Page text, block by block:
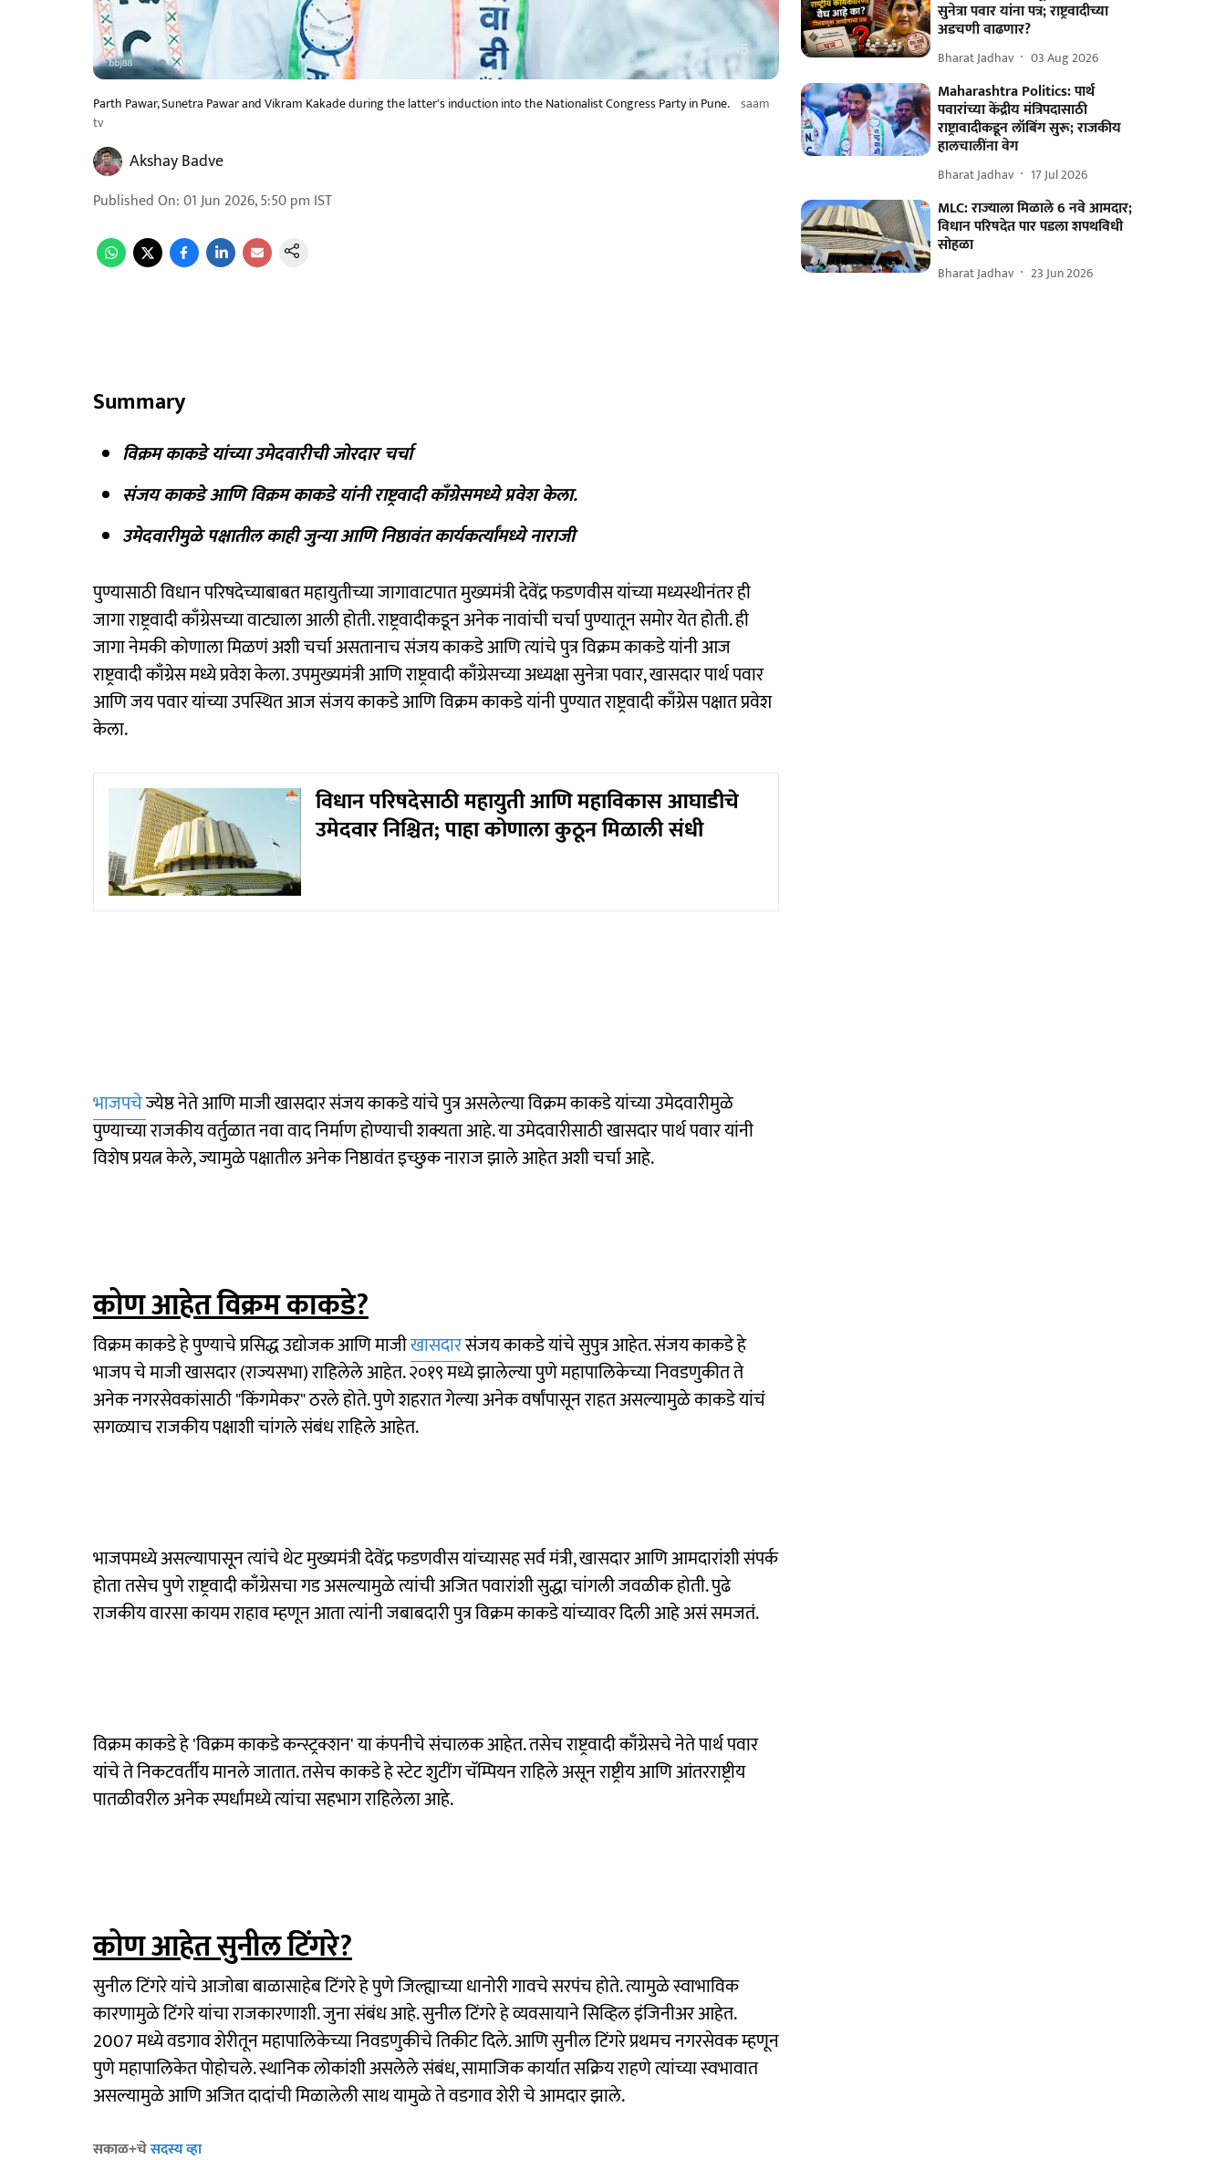
Parth Pawar, Sunetra Pawar and Vikram Kakade during the latter's induction into the Nationalist Congress Party in Pune. saam
tv
Akshay Badve
Published On:01 Jun 2026, 5:50 pm IST
Summary
विक्रम काकडे यांच्या उमेदवारीची जोरदार चर्चा
संजय काकडे आणि विक्रम काकडे यांनी राष्ट्रवादी काँग्रेसमध्ये प्रवेश केला.
उमेदवारीमुळे पक्षातील काही जुन्या आणि निष्ठावंत कार्यकर्त्यांमध्ये नाराजी
पुण्यासाठी विधान परिषदेच्याबाबत महायुतीच्या जागावाटपात मुख्यमंत्री देवेंद्र फडणवीस यांच्या मध्यस्थीनंतर ही
जागा राष्ट्रवादी काँग्रेसच्या वाट्याला आली होती. राष्ट्रवादीकडून अनेक नावांची चर्चा पुण्यातून समोर येत होती. ही
जागा नेमकी कोणाला मिळणं अशी चर्चा असतानाच संजय काकडे आणि त्यांचे पुत्र विक्रम काकडे यांनी आज
राष्ट्रवादी काँग्रेस मध्ये प्रवेश केला. उपमुख्यमंत्री आणि राष्ट्रवादी काँग्रेसच्या अध्यक्षा सुनेत्रा पवार, खासदार पार्थ पवार
आणि जय पवार यांच्या उपस्थित आज संजय काकडे आणि विक्रम काकडे यांनी पुण्यात राष्ट्रवादी काँग्रेस पक्षात प्रवेश
केला.
विधान परिषदेसाठी महायुती आणि महाविकास आघाडीचे
उमेदवार निश्चित; पाहा कोणाला कुठून मिळाली संधी
भाजपचेज्येष्ठ नेते आणि माजी खासदार संजय काकडे यांचे पुत्र असलेल्या विक्रम काकडे यांच्या उमेदवारीमुळे
पुण्याच्या राजकीय वर्तुळात नवा वाद निर्माण होण्याची शक्यता आहे. या उमेदवारीसाठी खासदार पार्थ पवार यांनी
विशेष प्रयत्न केले, ज्यामुळे पक्षातील अनेक निष्ठावंत इच्छुक नाराज झाले आहेत अशी चर्चा आहे.
कोण आहेत विक्रम काकडे?
विक्रम काकडे हे पुण्याचे प्रसिद्ध उद्योजक आणि माजीखासदारसंजय काकडे यांचे सुपुत्र आहेत. संजय काकडे हे
भाजप चे माजी खासदार (राज्यसभा) राहिलेले आहेत. २०१९ मध्ये झालेल्या पुणे महापालिकेच्या निवडणुकीत ते
अनेक नगरसेवकांसाठी "किंगमेकर" ठरले होते. पुणे शहरात गेल्या अनेक वर्षांपासून राहत असल्यामुळे काकडे यांचं
सगळ्याच राजकीय पक्षाशी चांगले संबंध राहिले आहेत.
भाजपमध्ये असल्यापासून त्यांचे थेट मुख्यमंत्री देवेंद्र फडणवीस यांच्यासह सर्व मंत्री, खासदार आणि आमदारांशी संपर्क
होता तसेच पुणे राष्ट्रवादी काँग्रेसचा गड असल्यामुळे त्यांची अजित पवारांशी सुद्धा चांगली जवळीक होती. पुढे
राजकीय वारसा कायम राहाव म्हणून आता त्यांनी जबाबदारी पुत्र विक्रम काकडे यांच्यावर दिली आहे असं समजतं.
विक्रम काकडे हे 'विक्रम काकडे कन्स्ट्रक्शन' या कंपनीचे संचालक आहेत. तसेच राष्ट्रवादी काँग्रेसचे नेते पार्थ पवार
यांचे ते निकटवर्तीय मानले जातात. तसेच काकडे हे स्टेट शुटींग चॅम्पियन राहिले असून राष्ट्रीय आणि आंतरराष्ट्रीय
पातळीवरील अनेक स्पर्धांमध्ये त्यांचा सहभाग राहिलेला आहे.
कोण आहेत सुनील टिंगरे?
सुनील टिंगरे यांचे आजोबा बाळासाहेब टिंगरे हे पुणे जिल्ह्याच्या धानोरी गावचे सरपंच होते. त्यामुळे स्वाभाविक
कारणामुळे टिंगरे यांचा राजकारणाशी. जुना संबंध आहे. सुनील टिंगरे हे व्यवसायाने सिव्हिल इंजिनीअर आहेत.
2007 मध्ये वडगाव शेरीतून महापालिकेच्या निवडणुकीचे तिकीट दिले. आणि सुनील टिंगरे प्रथमच नगरसेवक म्हणून
पुणे महापालिकेत पोहोचले. स्थानिक लोकांशी असलेले संबंध, सामाजिक कार्यात सक्रिय राहणे त्यांच्या स्वभावात
असल्यामुळे आणि अजित दादांची मिळालेली साथ यामुळे ते वडगाव शेरी चे आमदार झाले.
सकाळ+चेसदस्य व्हा
सुनेत्रा पवार यांना पत्र; राष्ट्रवादीच्या
अडचणी वाढणार?
Bharat Jadhav 03 Aug 2026
Maharashtra Politics: पार्थ
पवारांच्या केंद्रीय मंत्रिपदासाठी
राष्ट्रावादीकडून लॉबिंग सुरू; राजकीय
हालचालींना वेग
Bharat Jadhav 17 Jul 2026
MLC: राज्याला मिळाले 6 नवे आमदार;
विधान परिषदेत पार पडला शपथविधी
सोहळा
Bharat Jadhav 23 Jun 2026